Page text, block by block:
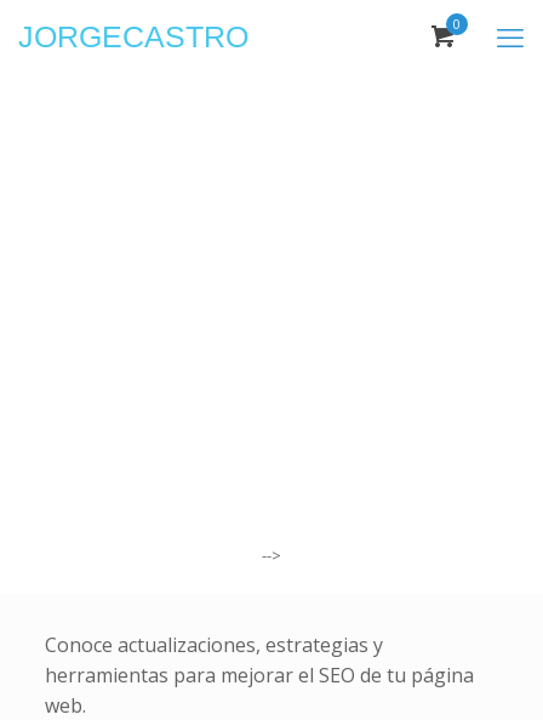
JORGECASTRO
-->
0
Conoce actualizaciones, estrategias y
herramientas para mejorar el SEO de tu página
web.